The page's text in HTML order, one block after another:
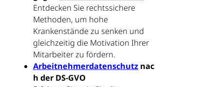
Entdecken Sie rechtssichere
Methoden, um hohe
Krankenstände zu senken und
gleichzeitig die Motivation Ihrer
Mitarbeiter zu fördern.
Arbeitnehmerdatenschutz nac
h der DS-GVO